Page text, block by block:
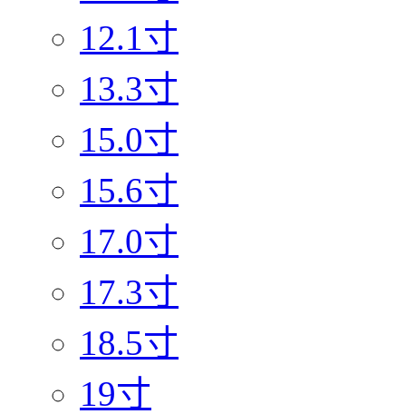
12.1寸
13.3寸
15.0寸
15.6寸
17.0寸
17.3寸
18.5寸
19寸